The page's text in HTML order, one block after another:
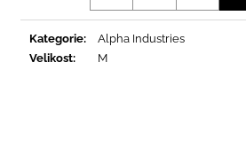
Kategorie:
Alpha Industries
Velikost: M